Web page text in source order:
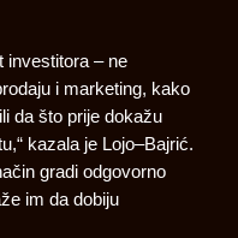
investitora – ne
i marketing, kako
da što prije dokažu
kazala je Lojo–Bajrić.
gradi odgovorno
im da dobiju